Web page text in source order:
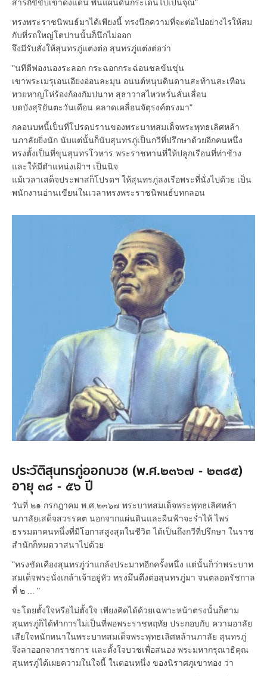
สารถีขี่ขับเข้าดงแดน พื้นแผ่นดินกระเด็นไปเป็นจุณ"
ทรงพระราชนิพนธ์มาได้เพียงนี้ ทรงนึกความที่จะต่อไปอย่างไรให้สม
กับที่รถใหญ่โตปานนั้นก็นึกไม่ออก
จึงมีรับสั่งให้สุนทรภู่แต่งต่อ สุนทรภู่แต่งต่อว่า
"นทีตีฟองนองระลอก กระฉอกกระฉ่อนชลข้นขุ่น
เขาพระเมรุเอนเอียงอ่อนละมุน อนนต์หนุนดินดานสะท้านสะเทือน
ทวยหาญโห่ร้องก้องกัมปนาท สุธาวาสไหวหวั่นลั่นเลื่อน
บดบังสุริยันตะวันเดือน คลาดเคลื่อนจัตุรงค์ตรงมา"
กลอนบทนี้เป็นที่โปรดปรานของพระบาทสมเด็จพระพุทธเลิศหล้า
นภาลัยยิ่งนัก นับแต่นั้นก็นับสุนทรภู่เป็นกวีที่ปรึกษาด้วยอีกคนหนึ่ง
ทรงตั้งเป็นที่ขุนสุนทรโวหาร พระราชทานที่ให้ปลูกเรือนที่ท่าช้าง
และให้มีตำแหน่งเฝ้าฯ เป็นนิจ
แม้เวลาเสด็จประพาสก็โปรดฯ ให้สุนทรภู่ลงเรือพระที่นั่งไปด้วย เป็น
พนักงานอ่านเขียนในเวลาทรงพระราชนิพนธ์บทกลอน
ประวัติสุนทรภู่ออกบวช (พ.ศ.๒๓๖๗ - ๒๓๘๕)
อายุ ๓๘ - ๕๖ ปี
วันที่ ๒๑ กรกฎาคม พ.ศ.๒๓๖๗ พระบาทสมเด็จพระพุทธเลิศหล้า
นภาลัยเสด็จสวรรคต นอกจากแผ่นดินและผืนฟ้าจะร่ำไห้ ไพร่
ธรรมดาคนหนึ่งที่มีโอกาสสูงสุดในชีวิต ได้เป็นถึงกวีที่ปรึกษา ในราช
สำนักก็หมดวาสนาไปด้วย
"ทรงขัดเคืองสุนทรภู่ว่าแกล้งประมาทอีกครั้งหนึ่ง แต่นั้นก็ว่าพระบาท
สมเด็จพระนั่งเกล้าเจ้าอยู่หัว ทรงมึนตึงต่อสุนทรภู่มา จนตลอดรัชกาล
ที่ ๒ ... "
จะโดยตั้งใจหรือไม่ตั้งใจ เพียงคิดได้ด้วยเฉพาะหน้าตรงนั้นก็ตาม
สุนทรภู่ก็ได้ทำการไม่เป็นที่พอพระราชหฤทัย ประกอบกับ ความอาลัย
เสียใจหนักหนาในพระบาทสมเด็จพระพุทธเลิศหล้านภาลัย สุนทรภู่
จึงลาออกจากราชการ และตั้งใจบวชเพื่อสนอง พระมหากรุณาธิคุณ
สุนทรภู่ได้เผยความในใจนี้ ในตอนหนึ่ง ของนิราศภูเขาทอง ว่า